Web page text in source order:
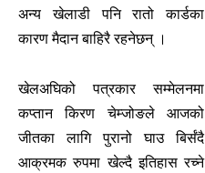
अन्य खेलाडी पनि रातो कार्डका
कारण मैदान बाहिरै रहनेछन् ।
खेलअघिको पत्रकार सम्मेलनमा
कप्तान किरण चेम्जोङले आजको
जीतका लागि पुरानो घाउ बिर्संदै
आक्रमक रुपमा खेल्दै इतिहास रच्ने